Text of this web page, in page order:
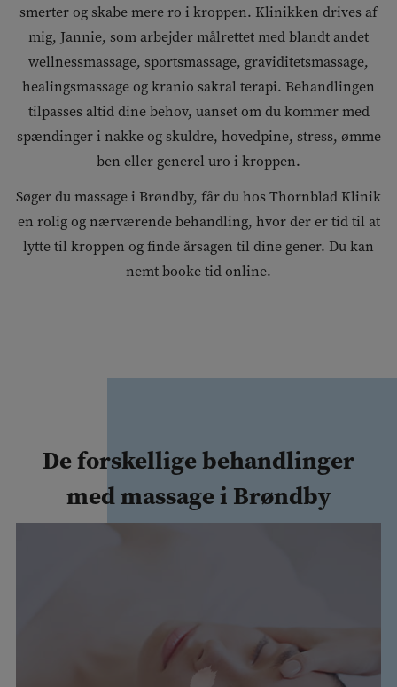
smerter og skabe mere ro i kroppen. Klinikken drives af
mig, Jannie, som arbejder målrettet med blandt andet
wellnessmassage, sportsmassage, graviditetsmassage,
healingsmassage og kranio sakral terapi. Behandlingen
tilpasses altid dine behov, uanset om du kommer med
spændinger i nakke og skuldre, hovedpine, stress, ømme
ben eller generel uro i kroppen.
Søger du massage i Brøndby, får du hos Thornblad Klinik
en rolig og nærværende behandling, hvor der er tid til at
lytte til kroppen og finde årsagen til dine gener. Du kan
nemt booke tid online.
De forskellige behandlinger
med massage i Brøndby